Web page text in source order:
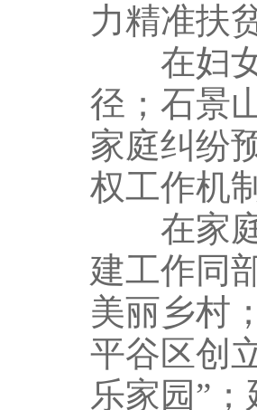
力精准扶
在妇女
径；石景
家庭纠纷
权工作机
在家庭
建工作同
美丽乡村
平谷区创
乐家园”